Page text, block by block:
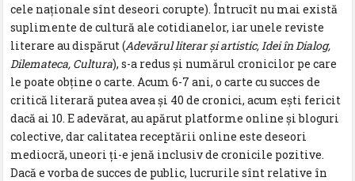
cele naţionale sînt deseori corupte). Întrucît nu mai există
suplimente de cultură ale cotidianelor, iar unele reviste
literare au dispărut (Adevărul literar şi artistic, Idei în Dialog,
Dilemateca, Cultura), s-a redus şi numărul cronicilor pe care
le poate obţine o carte. Acum 6-7 ani, o carte cu succes de
critică literară putea avea şi 40 de cronici, acum eşti fericit
dacă ai 10. E adevărat, au apărut platforme online şi bloguri
colective, dar calitatea receptării online este deseori
mediocră, uneori ţi-e jenă inclusiv de cronicile pozitive.
Dacă e vorba de succes de public, lucrurile sînt relative în